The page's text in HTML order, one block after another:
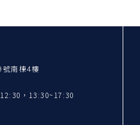
南棟4樓
，13:30~17:30